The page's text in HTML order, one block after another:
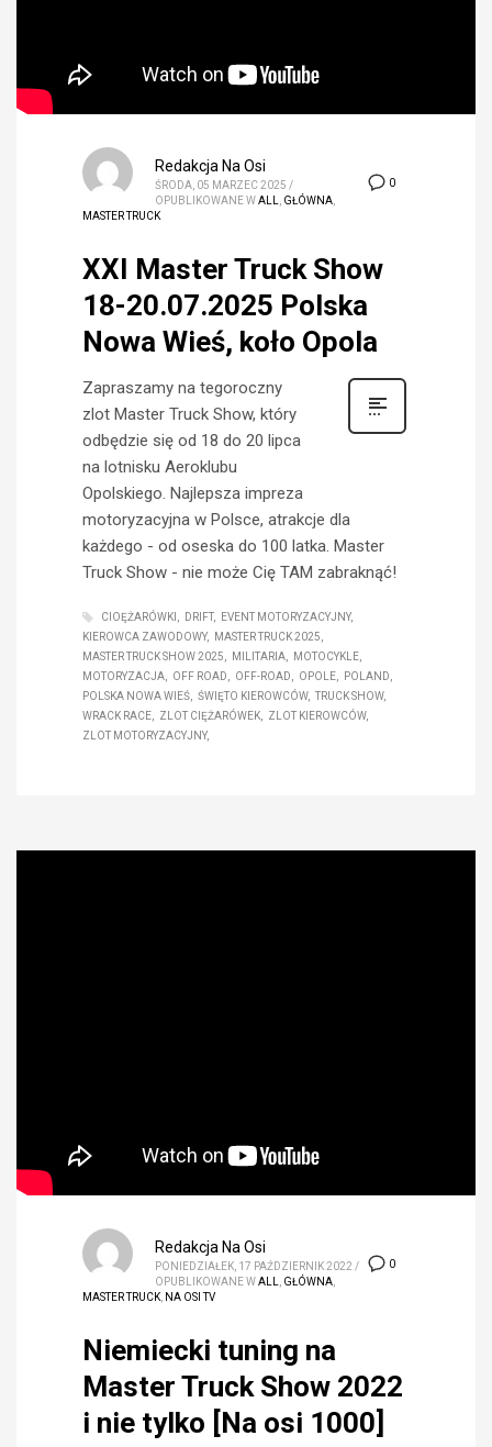
0
Redakcja Na Osi
ŚRODA, 05 MARZEC 2025 /
OPUBLIKOWANE WALL GŁÓWNA
MASTER TRUCK
XXI Master Truck Show
18-20.07.2025 Polska
Nowa Wieś, koło Opola
Zapraszamy na tegoroczny
zlot Master Truck Show, który
odbędzie się od 18 do 20 lipca
na lotnisku Aeroklubu
Opolskiego. Najlepsza impreza
motoryzacyjna w Polsce, atrakcje dla
każdego - od oseska do 100 latka. Master
Truck Show - nie może Cię TAM zabraknąć!
CIOĘŻARÓWKI DRIFT
EVENT MOTORYZACYJNY
KIEROWCA ZAWODOWY
MASTER TRUCK 2025
MASTER TRUCK SHOW 2025
MILITARIA
MOTOCYKLE
MOTORYZACJA
OFF ROAD OFF-ROAD OPOLE
POLAND
POLSKA NOWA WIEŚ
ŚWIĘTO KIEROWCÓW
TRUCK SHOW
WRACK RACE
ZLOT CIĘŻARÓWEK
ZLOT KIEROWCÓW
ZLOT MOTORYZACYJNY
0
Redakcja Na Osi
PONIEDZIAŁEK, 17 PAŹDZIERNIK 2022 /
OPUBLIKOWANE WALL GŁÓWNA
MASTER TRUCK NA OSI TV
Niemiecki tuning na
Master Truck Show 2022
i nie tylko [Na osi 1000]